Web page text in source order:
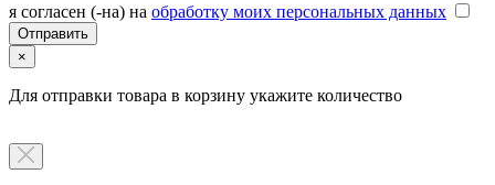
я согласен (-на) на обработку моих персональных данных
×
Для отправки товара в корзину укажите количество